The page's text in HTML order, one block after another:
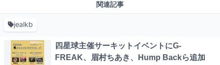
関連記事
jealkb
四星球主催サーキットイベントにG-
FREAK、眉村ちあき、Hump Backら追加